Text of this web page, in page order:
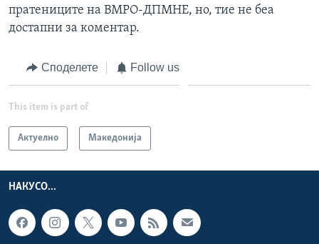
пратениците на ВМРО-ДПМНЕ, но, тие не беа
достапни за коментар.
Споделете Follow us
This item is part of
Актуелно Македонија
НАКУСО...